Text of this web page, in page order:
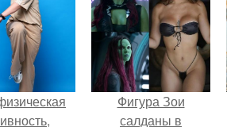
Фигура Зои
салданы в